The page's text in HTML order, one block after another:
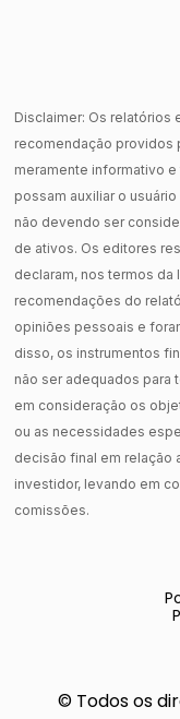
Disclaimer: Os relatórios
recomendação providos
meramente informativo
possam auxiliar o
não devendo ser
de ativos. Os editores
declaram, nos termos da
recomendações do
opiniões pessoais e
disso, os instrumentos
não ser adequados para
em consideração os
ou as necessidades
decisão final em relação
investidor, levando em
comissões.
© Todos os